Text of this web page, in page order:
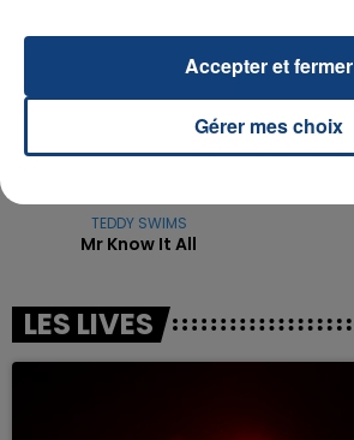
TEDDY SWIMS
Mr Know It All
LES LIVES
Gérer mes choix
Accepter et fermer